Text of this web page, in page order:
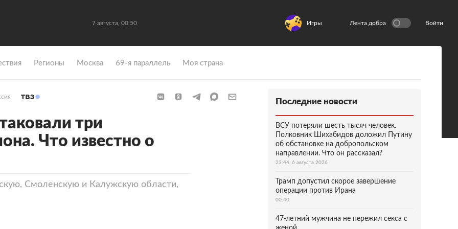
7 августа, 00:50 Игры Лента добра Войти
Регионы Москва 69-я параллель Моя страна
три
Что известно о
Смоленскую и Калужскую области,
Последние новости
ВСУ потеряли шесть тысяч человек.
Полковник Шихабидов доложил Путину
об обстановке на добропольском
направлении. Что он рассказал?
23:44, 6 августа 2026
Трамп допустил скорое завершение
операции против Ирана
00:40
47-летний мужчина не пережил секса с